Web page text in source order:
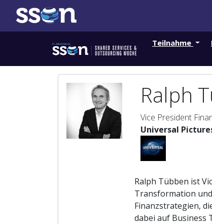
Teilnahme
Ralph
Vice President
Universal
Ralph Tübben ist
Transformation
Finanzstrategien,
dabei auf